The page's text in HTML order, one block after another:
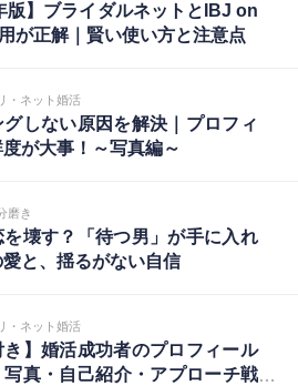
版】ブライダルネットとIBJ on
が正解｜賢い使い方と注意点
・ネット婚活
グしない原因を解決｜プロフィ
が大事！～写真編～
磨き
を壊す？「待つ男」が手に入れ
と、揺るがない自信
・ネット婚活
き】婚活成功者のプロフィール
写真・自己紹介・アプローチ戦